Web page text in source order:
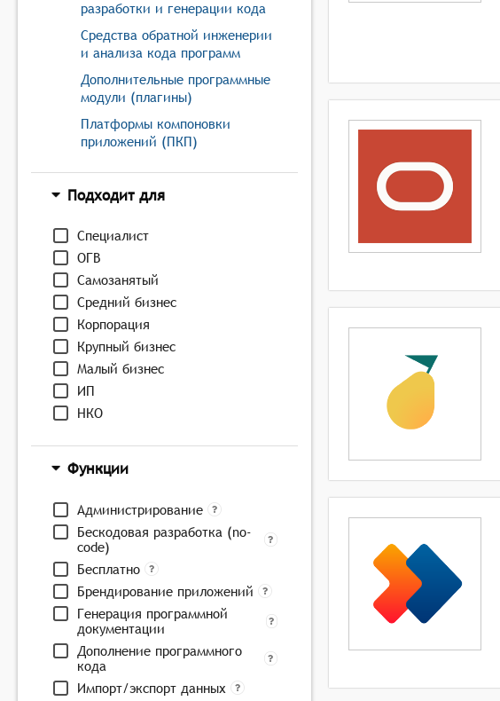
разработки и генерации кода
Средства обратной инженерии
и анализа кода программ
Дополнительные программные
модули (плагины)
Платформы компоновки
приложений (ПКП)
Подходит для
Специалист
ОГВ
Самозанятый
Средний бизнес
Корпорация
Крупный бизнес
Малый бизнес
ИП
НКО
Функции
Администрирование
Бескодовая разработка (no-
code)
Бесплатно
Брендирование приложений
Генерация программной
документации
Дополнение программного
кода
Импорт/экспорт данных